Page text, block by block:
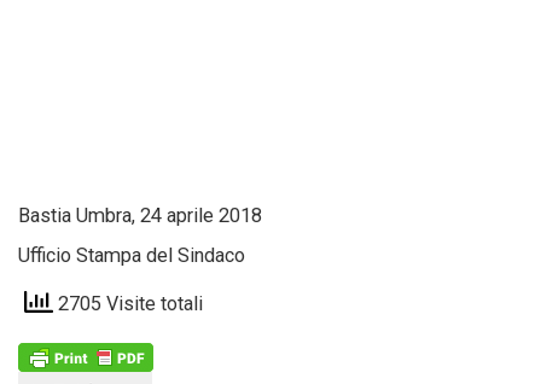
Bastia Umbra, 24 aprile 2018
Ufficio Stampa del Sindaco
2705 Visite totali